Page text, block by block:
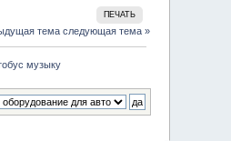
ПЕЧАТЬ
тема следующая тема »
музыку